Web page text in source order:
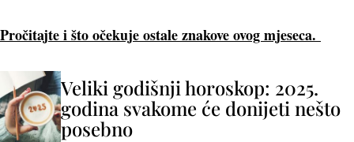
Pročitajte i što očekuje ostale znakove ovog mjeseca.
Veliki godišnji horoskop: 2025.
godina svakome će donijeti nešto
posebno